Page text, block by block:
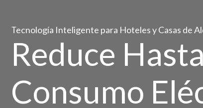
Tecnología Inteligente para Hoteles y Casas de
Reduce
Consumo